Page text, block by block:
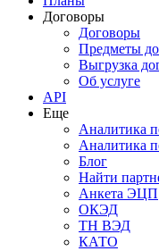
Договоры
Договоры
Предметы
Выгрузка
Об услуге
API
Еще
Аналитика
Аналитика
Блог
Найти
Анкета ЭЦП
ОКЭД
ТН ВЭД
КАТО